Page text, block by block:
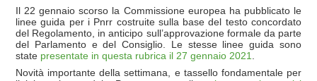
Il 22 gennaio scorso la Commissione europea ha pubblicato le
linee guida per i Pnrr costruite sulla base del testo concordato
del Regolamento, in anticipo sull’approvazione formale da parte
del Parlamento e del Consiglio. Le stesse linee guida sono
state presentate in questa rubrica il 27 gennaio 2021
Novità importante della settimana, e tassello fondamentale per